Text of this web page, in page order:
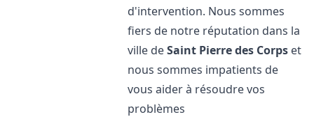
d'intervention. Nous sommes
fiers de notre réputation dans la
ville deSaint Pierre des Corps et
nous sommes impatients de
vous aider à résoudre vos
problèmes